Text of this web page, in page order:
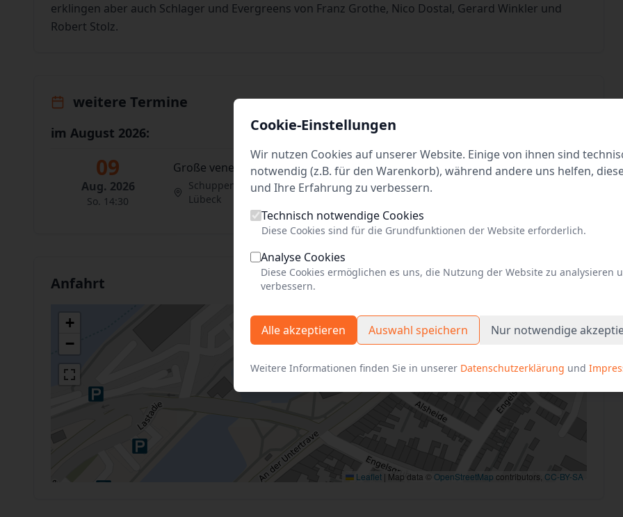
erklingen aber auch Schlager und Evergreens von Franz Grothe, Nico Dostal, Gerard Winkler und
Robert Stolz.
weitere Termine
im August 2026:
09
Aug. 2026
So. 14:30
Große venezianische Revue
Schuppen 6
Lübeck
Anfahrt
+
−
Leaflet | Map data ©OpenStreetMap contributors, CC-BY-SA
Cookie-Einstellungen
Wir nutzen Cookies auf unserer Website. Einige von ihnen sind
notwendig (z.B. für den Warenkorb), während andere uns helfen,
und Ihre Erfahrung zu verbessern.
Technisch notwendige Cookies
Diese Cookies sind für die Grundfunktionen der Website erforderlich.
Analyse Cookies
Diese Cookies ermöglichen es uns, die Nutzung der Website zu analysieren
verbessern.
Alle akzeptieren Auswahl speichern Nur notwendige
Weitere Informationen finden Sie in unserer Datenschutzerklärung und